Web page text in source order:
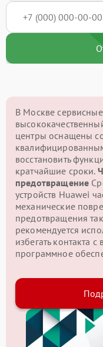
В Москве
центры оснащены
восстановить
кратчайшие сроки.
предотвращение
устройств Huawei
механические
предотвращения
рекомендуется
избегать контакта
программное